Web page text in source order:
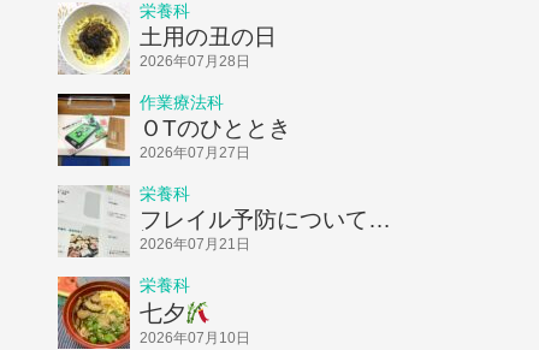
栄養科
土用の丑の日
2026年07月28日
作業療法科
ＯTのひととき
2026年07月27日
栄養科
フレイル予防についてお
話ししました！
2026年07月21日
栄養科
七夕
2026年07月10日